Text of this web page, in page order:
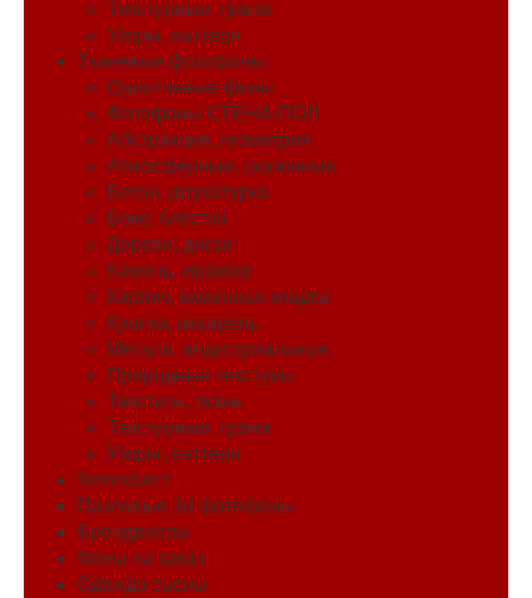
Текстурные, гранж
Узоры, паттерн
Тканевые фотофоны
Однотонные фоны
Фотофоны СТЕНА-ПОЛ
Абстракция, геометрия
Атмосферные, сказочные
Бетон, штукатурка
Боке, блёстки
Дерево, доски
Камень, мрамор
Кирпич, каменная кладка
Краска, акварель
Металл, индустриальные
Природные текстуры
Текстиль, ткань
Текстурные, гранж
Узоры, паттерн
Фотохолст
Пазловые 3d фотофоны
Брендволлы
Фоны на заказ
Одежда сцены